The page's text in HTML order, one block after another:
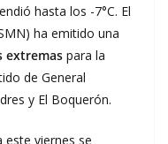
hasta los -7°C. El
ha emitido una
extremas para la
de General
y El Boquerón.
este viernes se